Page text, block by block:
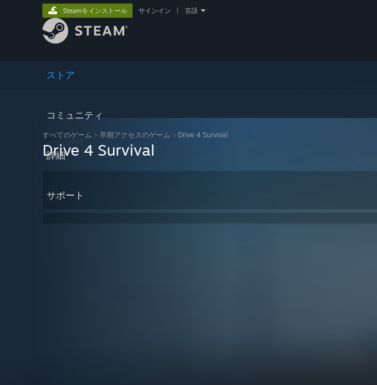
ストア
コミュニティ
詳細
サポート
Steamをインストール サインイン 言語
すべてのゲーム > 早期アクセスのゲーム > Drive 4 Survival
Drive 4 Survival